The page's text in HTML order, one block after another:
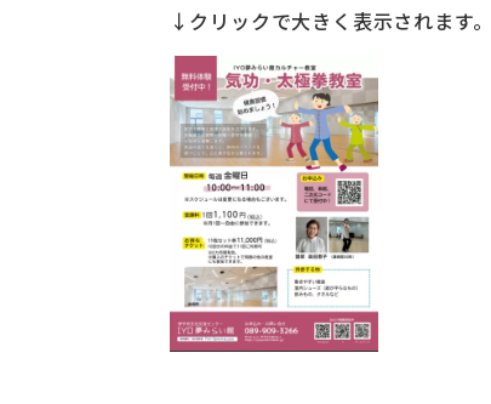
↓クリックで大きく表示されます。